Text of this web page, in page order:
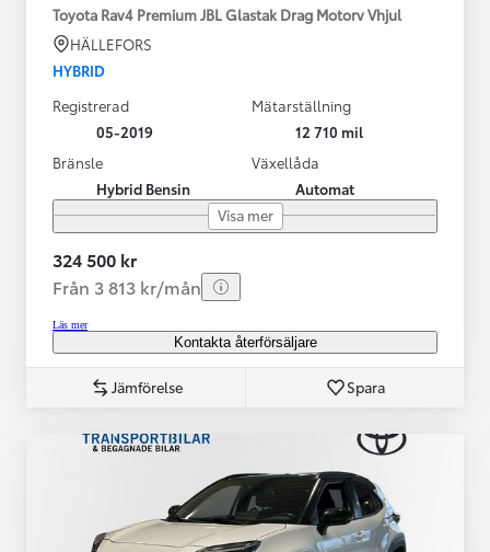
Toyota Rav4 Premium JBL Glastak Drag Motorv Vhjul
HÄLLEFORS
HYBRID
Registrerad
05-2019
Mätarställning
12 710 mil
Bränsle
Hybrid Bensin
Växellåda
Automat
Visa mer
324 500 kr
Från 3 813 kr/mån
Läs mer
Kontakta återförsäljare
Jämförelse Spara